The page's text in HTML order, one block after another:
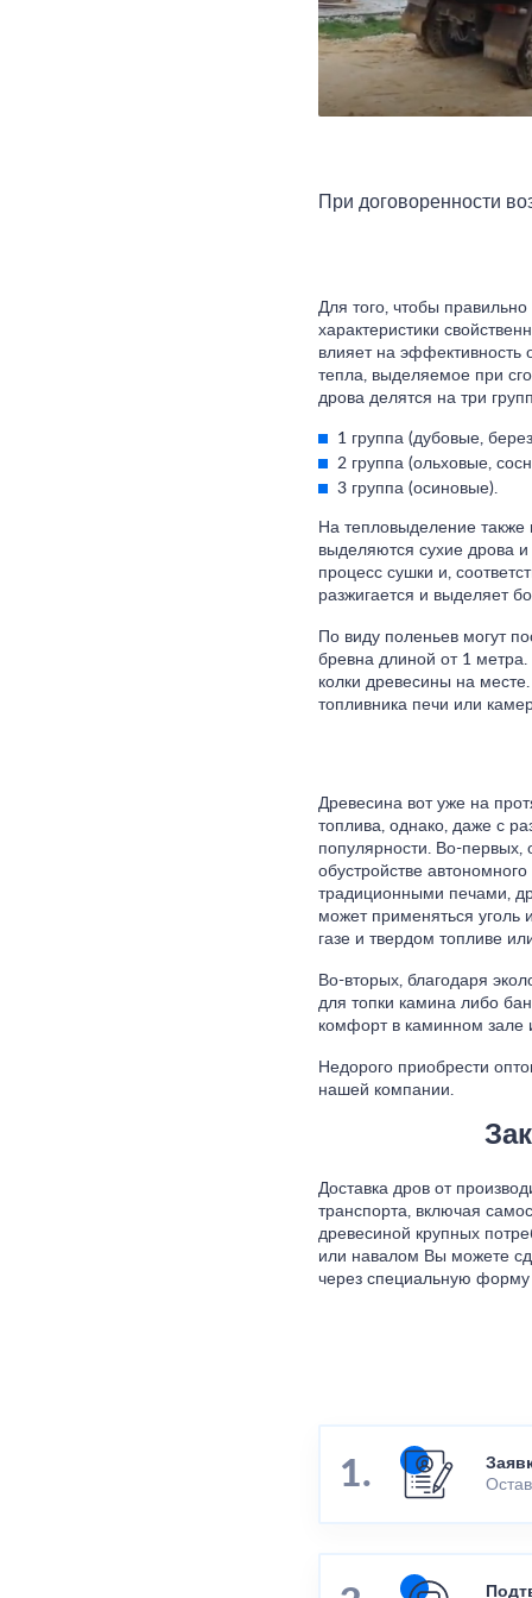
При договоренности
Для того, чтобы
характеристики
влияет на эффективность
тепла, выделяемое при
дрова делятся на три
1 группа (дубовые,
2 группа (ольховые,
3 группа (осиновые).
На тепловыделение также
выделяются сухие дрова
процесс сушки и,
разжигается и выделяет
По виду поленьев могут
бревна длиной от 1 метра.
колки древесины на
топливника печи или
Древесина вот уже на
топлива, однако, даже с
популярности. Во-первых,
обустройстве
традиционными печами,
может применяться уголь
газе и твердом топливе
Во-вторых, благодаря
для топки камина либо
комфорт в каминном зале
Недорого приобрести
нашей компании.
Доставка дров от
транспорта, включая
древесиной крупных
или навалом Вы можете
через специальную форму